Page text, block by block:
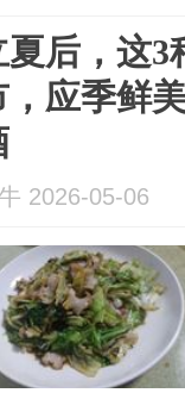
夏后，这3
，应季鲜
2026-05-06